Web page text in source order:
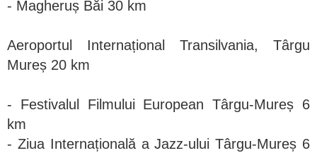
- Magheruș Băi 30 km
Aeroportul Internațional Transilvania, Târgu
Mureș 20 km
- Festivalul Filmului European Târgu-Mureș 6
km
- Ziua Internațională a Jazz-ului Târgu-Mureș 6